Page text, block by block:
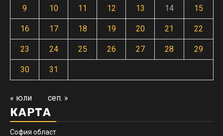
9 10 11 12 13 14 15
16 17 18 19 20 21 22
23 24 25 26 27 28 29
30 31
« юли сеп. »
КАРТА
София област